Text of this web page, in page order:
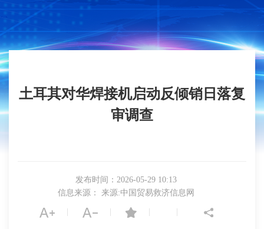
土耳其对华焊接机启动反倾销日落复
审调查
发布时间：2026-05-29 10:13
信息来源： 来源:中国贸易救济信息网